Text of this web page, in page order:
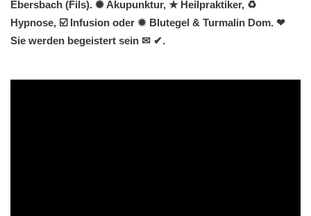
Ebersbach (Fils). ✺ Akupunktur, ★ Heilpraktiker, ♻
Hypnose, ☑️ Infusion oder ✹ Blutegel & Turmalin Dom. ❤
Sie werden begeistert sein ✉ ✔.